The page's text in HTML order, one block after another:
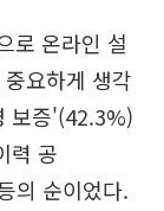
로 온라인 설
요하게 생각
보증'(42.3%)
력 공
의 순이었다.